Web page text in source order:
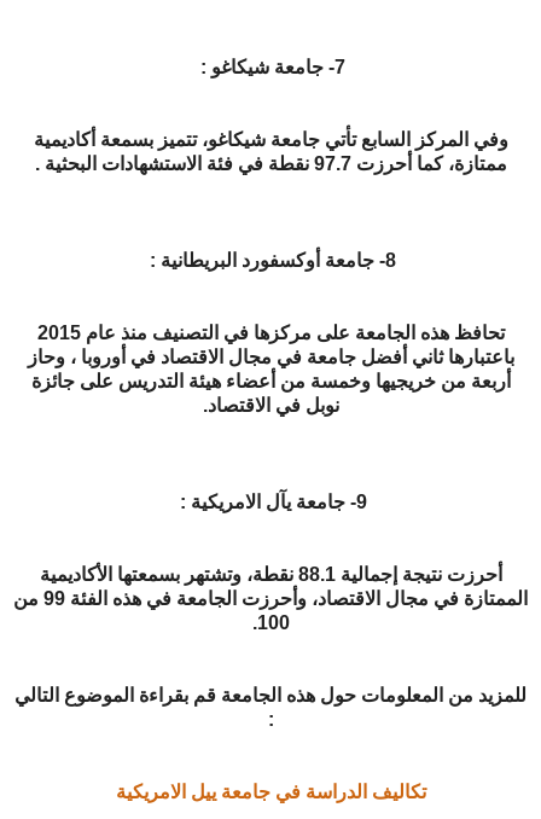
7- جامعة شيكاغو :
وفي المركز السابع تأتي جامعة شيكاغو، تتميز بسمعة أكاديمية
ممتازة، كما أحرزت 97.7 نقطة في فئة الاستشهادات البحثية .
8- جامعة أوكسفورد البريطانية :
تحافظ هذه الجامعة على مركزها في التصنيف منذ عام 2015
باعتبارها ثاني أفضل جامعة في مجال الاقتصاد في أوروبا ، وحاز
أربعة من خريجيها وخمسة من أعضاء هيئة التدريس على جائزة
نوبل في الاقتصاد.
9- جامعة يآل الامريكية :
أحرزت نتيجة إجمالية 88.1 نقطة، وتشتهر بسمعتها الأكاديمية
الممتازة في مجال الاقتصاد، وأحرزت الجامعة في هذه الفئة 99 من
100.
للمزيد من المعلومات حول هذه الجامعة قم بقراءة الموضوع التالي
:
تكاليف الدراسة في جامعة ييل الامريكية